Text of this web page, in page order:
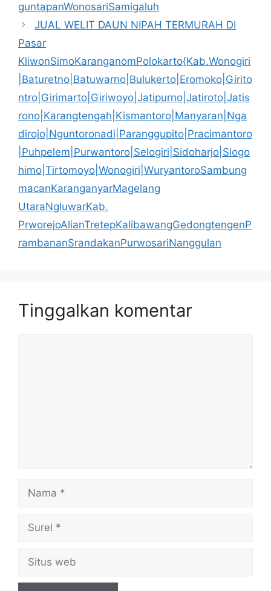
guntapanWonosariSamigaluh
JUAL WELIT DAUN NIPAH TERMURAH DI
Pasar
KliwonSimoKaranganomPolokarto{Kab.Wonogiri
|Baturetno|Batuwarno|Bulukerto|Eromoko|Girito
ntro|Girimarto|Giriwoyo|Jatipurno|Jatiroto|Jatis
rono|Karangtengah|Kismantoro|Manyaran|Nga
dirojo|Nguntoronadi|Paranggupito|Pracimantoro
|Puhpelem|Purwantoro|Selogiri|Sidoharjo|Slogo
himo|Tirtomoyo|Wonogiri|WuryantoroSambung
macanKaranganyarMagelang
UtaraNgluwarKab.
PrworejoAlianTretepKalibawangGedongtengenP
rambananSrandakanPurwosariNanggulan
Tinggalkan komentar
Nama
Surel
Situs
web